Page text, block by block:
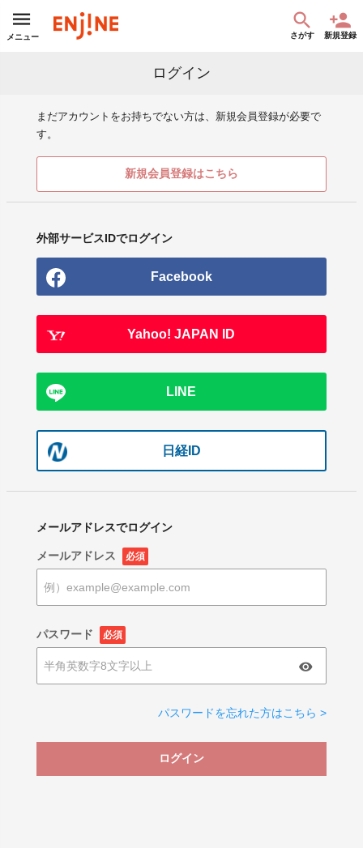
メニュー さがす 新規登録
ログイン
まだアカウントをお持ちでない方は、新規会員登録が必要で
す。
新規会員登録はこちら
外部サービスIDでログイン
Facebook
Yahoo! JAPAN ID
LINE
日経ID
メールアドレスでログイン
メールアドレス 必須
パスワード 必須
パスワードを忘れた方はこちら >
ログイン